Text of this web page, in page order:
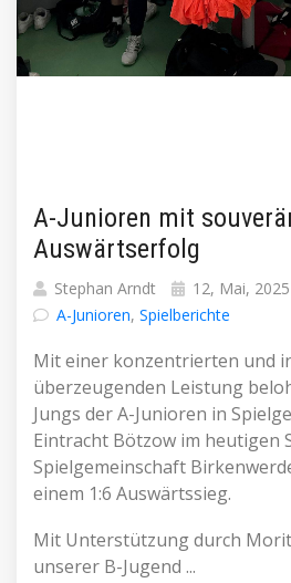
A-Junioren mit
Auswärtserfolg
Stephan Arndt
12, Mai, 2025
A-Junioren, Spielberichte
Mit einer konzentrierten und
überzeugenden Leistung
Jungs der A-Junioren in
Eintracht Bötzow im heutigen
Spielgemeinschaft
einem 1:6 Auswärtssieg.
Mit Unterstützung durch
unserer B-Jugend ...